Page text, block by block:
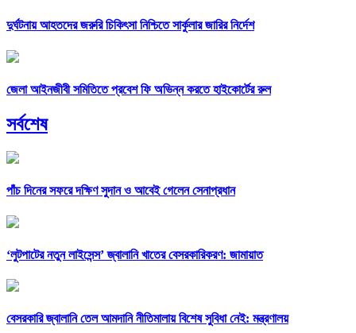
দুর্ঘটনায় আহতদের জরুরি চিকিৎসা নিশ্চিতে সার্কুলার জারির নির্দেশ
জেলা আইনজীবী সমিতিতে প্রবেশ ফি অভিন্ন করতে হাইকোর্টের রুল
সর্বশেষ
পাঁচ দিনের সফরে দক্ষিণ সুদান ও আবেই গেলেন সেনাপ্রধান
‘লুটপাটের নতুন লাইসেন্স’ জ্বালানি খাতের বেসরকারিকরণ: জামায়াত
বেসরকারি জ্বালানি তেল আমদানি নীতিমালায় বিশেষ সুবিধা নেই: মন্ত্রণালয়